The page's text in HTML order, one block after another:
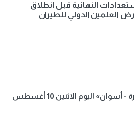
النهائية قبل انطلاق
العلمين الدولي للطيران
مواعيد قطارات «القاهرة - أسوان» اليوم الاثنين 10 أغسطس